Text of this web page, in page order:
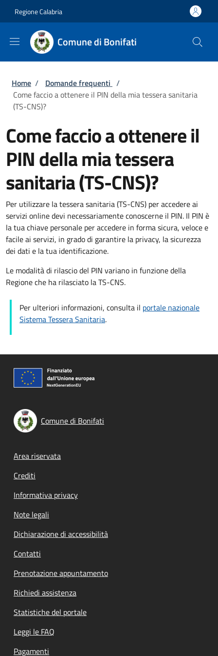
Regione Calabria
Comune di Bonifati
Briciole di pane
Home / Domande frequenti /
Come faccio a ottenere il PIN della mia tessera sanitaria
(TS-CNS)?
Come faccio a ottenere il
PIN della mia tessera
sanitaria (TS-CNS)?
Per utilizzare la tessera sanitaria (TS-CNS) per accedere ai
servizi online devi necessariamente conoscerne il PIN. Il PIN è
la tua chiave personale per accedere in forma sicura, veloce e
facile ai servizi, in grado di garantire la privacy, la sicurezza
dei dati e la tua identificazione.
Le modalità di rilascio del PIN variano in funzione della
Regione che ha rilasciato la TS-CNS.
Per ulteriori informazioni, consulta il portale nazionale
Sistema Tessera Sanitaria.
Comune di Bonifati
Footer menu
Area riservata
Crediti
Informativa privacy
Note legali
Dichiarazione di accessibilità
Contatti
Prenotazione appuntamento
Richiedi assistenza
Statistiche del portale
Leggi le FAQ
Pagamenti